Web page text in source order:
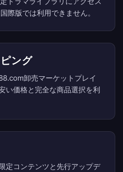
際版では利用できません。
ング
卸売マーケットプレイ
い価格と完全な商品選択を利
定コンテンツと先行アップデ